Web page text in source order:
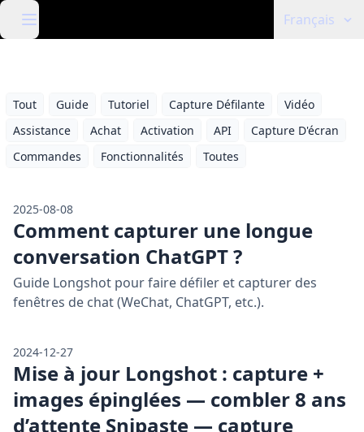
Français
Tout Guide Tutoriel Capture Défilante
Vidéo
Assistance
Achat Activation API
Capture D'écran
Commandes
Fonctionnalités Toutes
2025-08-08
Comment capturer une longue
conversation ChatGPT ?
Guide Longshot pour faire défiler et capturer des
fenêtres de chat (WeChat, ChatGPT, etc.).
2024-12-27
Mise à jour Longshot : capture +
images épinglées — combler 8 ans
d’attente Snipaste — capture